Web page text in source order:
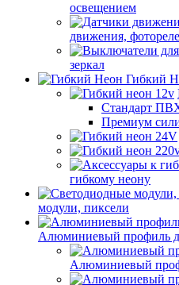
освещением
движения, фотореле
зеркал
Гибкий
Стандарт
Премиум
гибкому неону
модули, пиксели
Алюминиевый профиль
Алюминиевый